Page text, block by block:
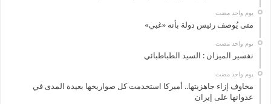
‏يوم واحد مضت
متى يُوصف رئيس دولة بأنه «غبي»
‏يوم واحد مضت
تفسير الميزان : السيد الطباطبائي
‏يوم واحد مضت
مخاوف إزاء جاهزيتها.. أميركا استخدمت كل صواريخها بعيدة المدى في
عدوانها على إيران